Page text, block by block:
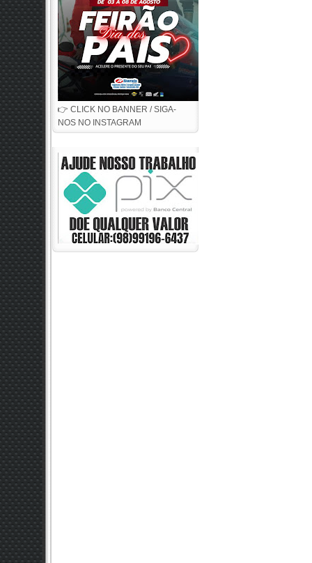
👉 CLICK NO BANNER / SIGA-
NOS NO INSTAGRAM